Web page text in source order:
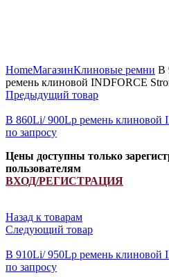
HomeМагазинКлиновые ремни B
ремень клиновой INDFORCE
Предыдущий товар
B 860Li/ 900Lp ремень клиновой
по запросу
Цены доступны только
пользователям
ВХОД/РЕГИСТРАЦИЯ
Назад к товарам
Следующий товар
B 910Li/ 950Lp ремень клиновой
по запросу